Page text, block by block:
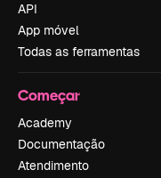
API
App móvel
Todas as ferramentas
Começar
Academy
Documentação
Atendimento